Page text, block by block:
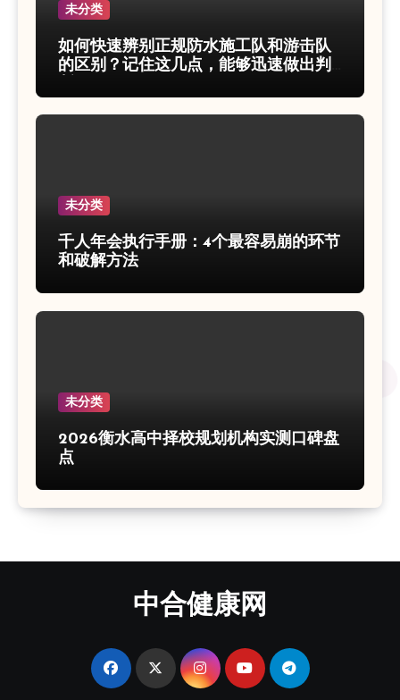
未分类
如何快速辨别正规防水施工队和游击队
的区别？记住这几点，能够迅速做出判
未分类
千人年会执行手册：4个最容易崩的环节
和破解方法
未分类
2026衡水高中择校规划机构实测口碑盘
点
中合健康网